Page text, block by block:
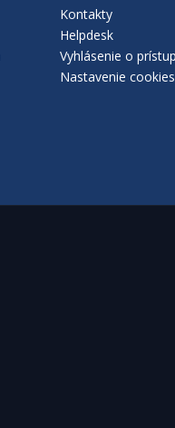
Kontakty
Helpdesk
Vyhlásenie o
Nastavenie cookies